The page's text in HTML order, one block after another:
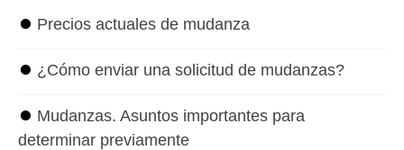
⏺ Precios actuales de mudanza
⏺ ¿Cómo enviar una solicitud de mudanzas?
⏺ Mudanzas. Asuntos importantes para
determinar previamente